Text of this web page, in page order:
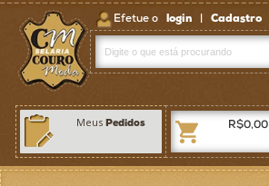
Efetue o login Cadastro
MeusPedidos R$0,00